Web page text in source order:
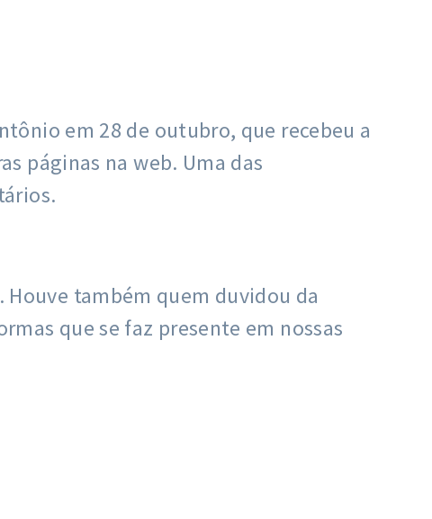
em 28 de outubro, que recebeu a
páginas na web. Uma das
Houve também quem duvidou da
que se faz presente em nossas